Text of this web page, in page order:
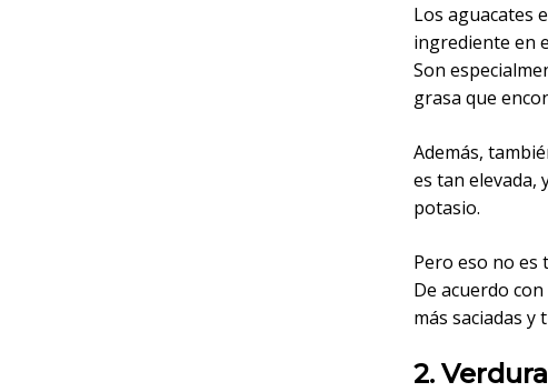
Los aguacates
ingrediente en
Son
grasa que
Además,
es tan
potasio.
Pero eso no es
De acuerdo
más saciadas
2.